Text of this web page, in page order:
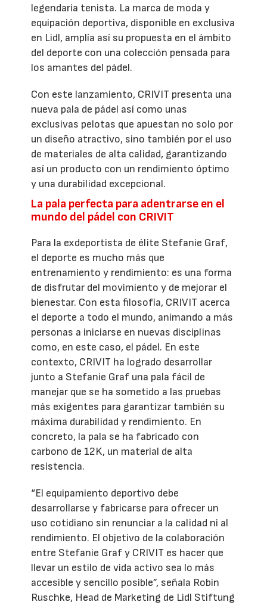
legendaria tenista. La marca de moda y
equipación deportiva, disponible en exclusiva
en Lidl, amplía así su propuesta en el ámbito
del deporte con una colección pensada para
los amantes del pádel.
Con este lanzamiento, CRIVIT presenta una
nueva pala de pádel así como unas
exclusivas pelotas que apuestan no solo por
un diseño atractivo, sino también por el uso
de materiales de alta calidad, garantizando
así un producto con un rendimiento óptimo
y una durabilidad excepcional.
La pala perfecta para adentrarse en el
mundo del pádel con CRIVIT
Para la exdeportista de élite Stefanie Graf,
el deporte es mucho más que
entrenamiento y rendimiento: es una forma
de disfrutar del movimiento y de mejorar el
bienestar. Con esta filosofía, CRIVIT acerca
el deporte a todo el mundo, animando a más
personas a iniciarse en nuevas disciplinas
como, en este caso, el pádel. En este
contexto, CRIVIT ha logrado desarrollar
junto a Stefanie Graf una pala fácil de
manejar que se ha sometido a las pruebas
más exigentes para garantizar también su
máxima durabilidad y rendimiento. En
concreto, la pala se ha fabricado con
carbono de 12K, un material de alta
resistencia.
“El equipamiento deportivo debe
desarrollarse y fabricarse para ofrecer un
uso cotidiano sin renunciar a la calidad ni al
rendimiento. El objetivo de la colaboración
entre Stefanie Graf y CRIVIT es hacer que
llevar un estilo de vida activo sea lo más
accesible y sencillo posible”, señala Robin
Ruschke, Head de Marketing de Lidl Stiftung